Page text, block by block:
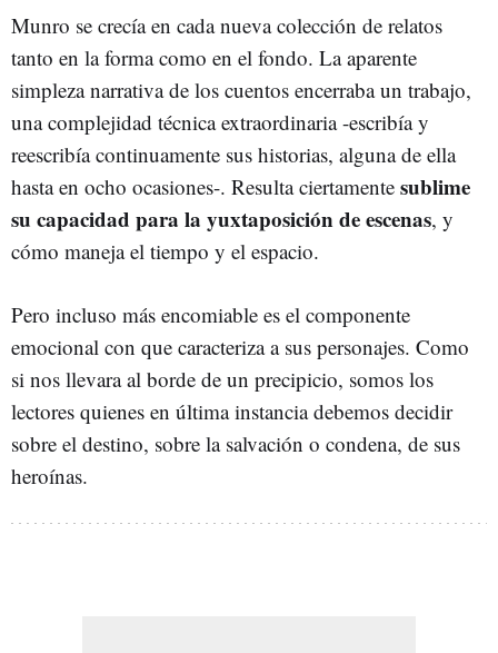
Munro se crecía en cada nueva colección de relatos
tanto en la forma como en el fondo. La aparente
simpleza narrativa de los cuentos encerraba un trabajo,
una complejidad técnica extraordinaria -escribía y
reescribía continuamente sus historias, alguna de ella
hasta en ocho ocasiones-. Resulta ciertamente sublime
su capacidad para la yuxtaposición de escenas, y
cómo maneja el tiempo y el espacio.
Pero incluso más encomiable es el componente
emocional con que caracteriza a sus personajes. Como
si nos llevara al borde de un precipicio, somos los
lectores quienes en última instancia debemos decidir
sobre el destino, sobre la salvación o condena, de sus
heroínas.